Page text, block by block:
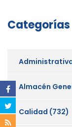
Categorías
Almacén
Calidad (732)